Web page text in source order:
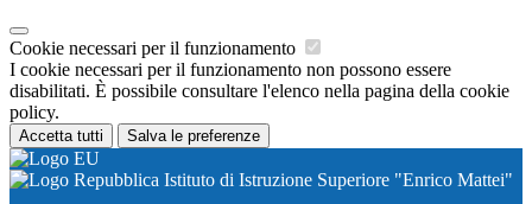
Cookie necessari per il funzionamento
I cookie necessari per il funzionamento non possono essere
disabilitati. È possibile consultare l'elenco nella pagina della cookie
policy.
Accetta tutti Salva le preferenze
Istituto di Istruzione Superiore "Enrico Mattei"